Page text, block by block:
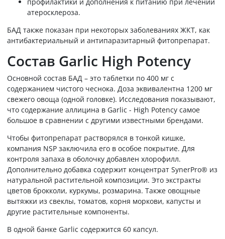
атеросклероза.
БАД также показан при некоторых заболеваниях ЖКТ, как
антибактериальный и антипаразитарный фитопрепарат.
Состав Garlic High Potency
Основной состав БАД – это таблетки по 400 мг с
содержанием чистого чеснока. Доза эквивалентна 1200 мг
свежего овоща (одной головке). Исследования показывают,
что содержание аллицина в Garlic - High Potency самое
большое в сравнении с другими известными брендами.
Чтобы фитопрепарат растворялся в тонкой кишке,
компания NSP заключила его в особое покрытие. Для
контроля запаха в оболочку добавлен хлорофилл.
Дополнительно добавка содержит концентрат SynerPro® из
натуральной растительной композиции. Это экстракты
цветов брокколи, куркумы, розмарина. Также овощные
вытяжки из свеклы, томатов, корня моркови, капусты и
другие растительные компоненты.
В одной банке Garlic содержится 60 капсул.